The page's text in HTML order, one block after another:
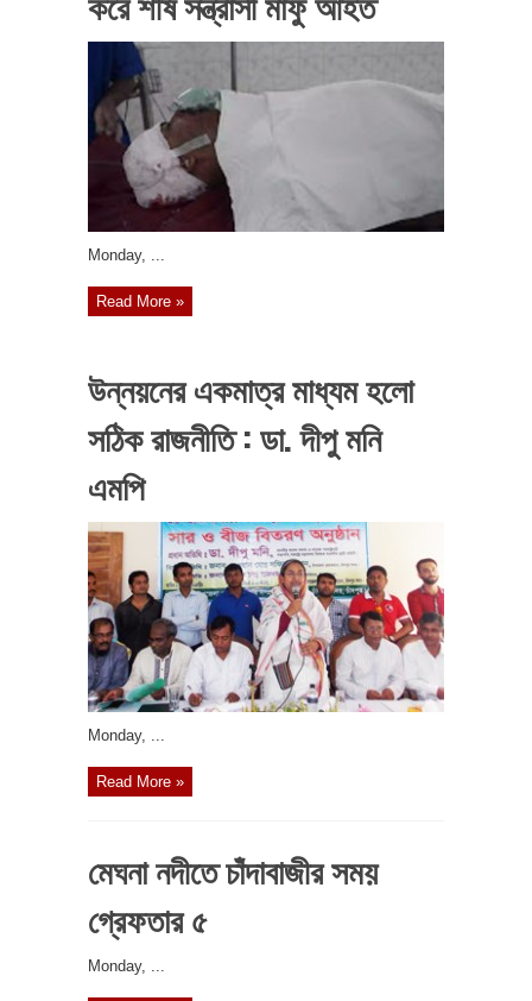
‎Monday, ...
Read More »
উন্নয়নের একমাত্র মাধ্যম হলো
সঠিক রাজনীতি : ডা. দীপু মনি
এমপি
‎Monday, ...
Read More »
মেঘনা নদীতে চাঁদাবাজীর সময়
গ্রেফতার ৫
‎Monday, ...